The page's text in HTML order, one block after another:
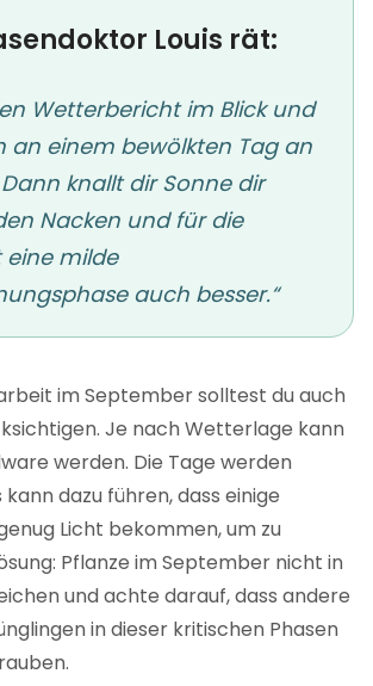
Louis rät:
Wetterbericht im Blick und
an einem bewölkten Tag an
knallt dir Sonne dir
Nacken und für die
eine milde
auch besser.“
im September solltest du auch
Je nach Wetterlage kann
werden. Die Tage werden
kann dazu führen, dass einige
Licht bekommen, um zu
Pflanze im September nicht in
und achte darauf, dass andere
in dieser kritischen Phasen